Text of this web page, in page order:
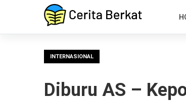
INTERNASIONAL
Diburu AS –